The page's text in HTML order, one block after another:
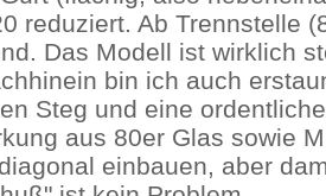
reduziert. Ab Trennstelle
Das Modell ist wirklich
bin ich auch
Steg und eine ordentliche
aus 80er Glas sowie
einbauen, aber